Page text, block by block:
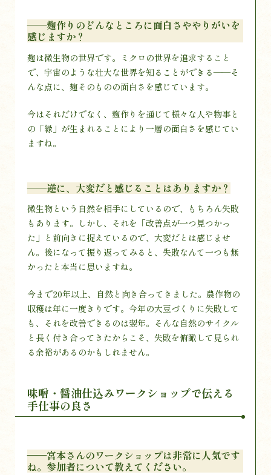
——麹作りのどんなところに面白さややりがいを
感じますか？
麹は微生物の世界です。ミクロの世界を追求すること
で、宇宙のような壮大な世界を知ることができる——そ
んな点に、麹そのものの面白さを感じています。
今はそれだけでなく、麹作りを通じて様々な人や物事と
の「縁」が生まれることにより一層の面白さを感じてい
ますね。
——逆に、大変だと感じることはありますか？
微生物という自然を相手にしているので、もちろん失敗
もあります。しかし、それを「改善点が一つ見つかっ
た」と前向きに捉えているので、大変だとは感じませ
ん。後になって振り返ってみると、失敗なんて一つも無
かったと本当に思いますね。
今まで20年以上、自然と向き合ってきました。農作物の
収穫は年に一度きりです。今年の大豆づくりに失敗して
も、それを改善できるのは翌年。そんな自然のサイクル
と長く付き合ってきたからこそ、失敗を俯瞰して見られ
る余裕があるのかもしれません。
味噌・醤油仕込みワークショップで伝える
手仕事の良さ
——宮本さんのワークショップは非常に人気です
ね。参加者について教えてください。